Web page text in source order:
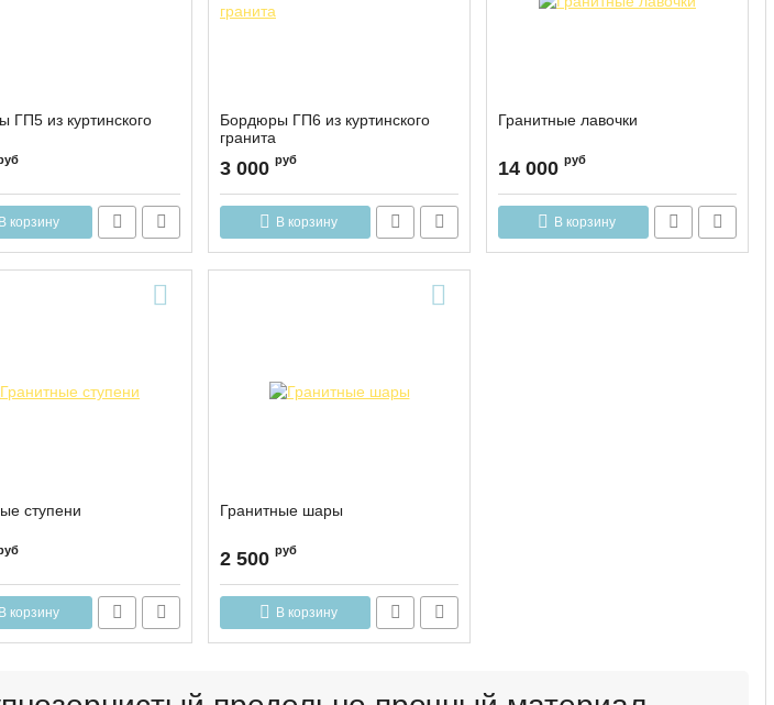
ГП5 из куртинского
В корзину
Бордюры ГП6 из куртинского
гранита
3 000 руб
В корзину
Гранитные лавочки
14 000 руб
В корзину
ступени
В корзину
Гранитные шары
2 500 руб
В корзину